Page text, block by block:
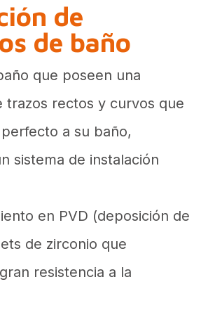
de
de baño
que poseen una
trazos rectos y curvos que
a su baño,
sistema de instalación
en PVD (deposición de
de zirconio que
resistencia a la